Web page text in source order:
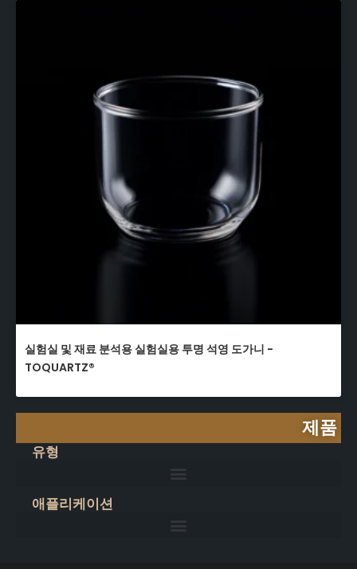
실험실 및 재료 분석용 실험실용 투명 석영 도가니 -
TOQUARTZ®
제품
유형
애플리케이션